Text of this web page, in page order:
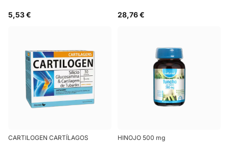
5,53 € 28,76 €
CARTILOGEN CARTÍLAGOS HINOJO 500 mg